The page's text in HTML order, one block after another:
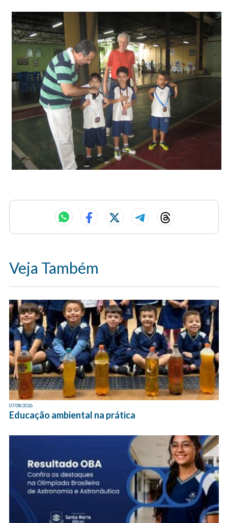
Veja Também
07/08/2026
Educação ambiental na prática